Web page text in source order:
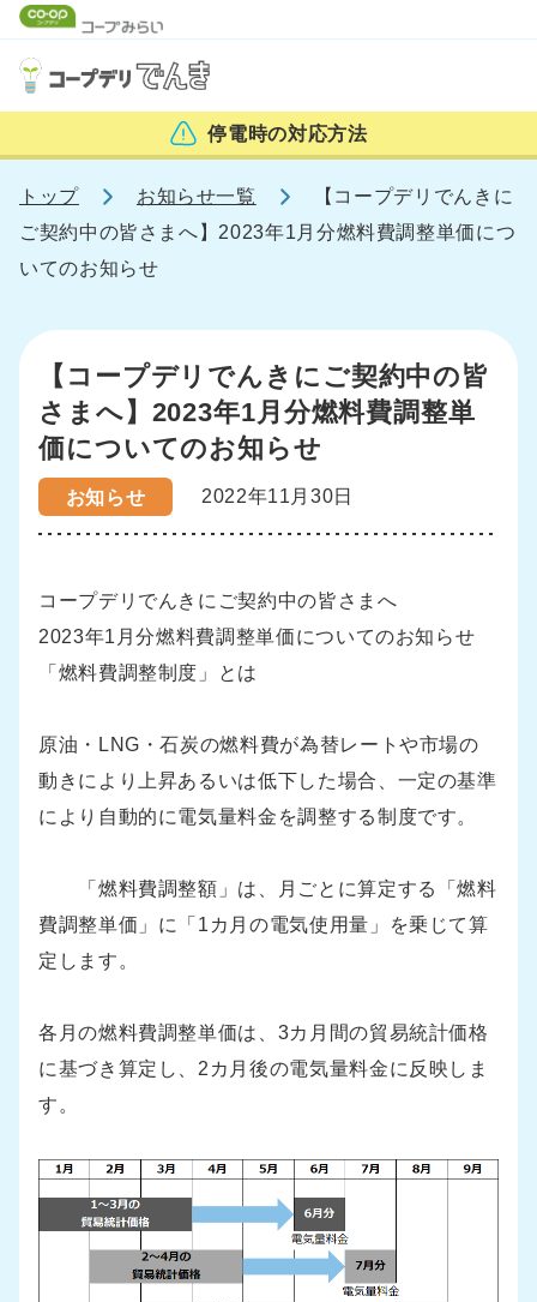
停電時の対応方法
トップ お知らせ一覧
【コープデリでんきに
ご契約中の皆さまへ】2023年1月分燃料費調整単価につ
いてのお知らせ
【コープデリでんきにご契約中の皆
さまへ】2023年1月分燃料費調整単
価についてのお知らせ
お知らせ 2022年11月30日
コープデリでんきにご契約中の皆さまへ
2023年1月分燃料費調整単価についてのお知らせ
「燃料費調整制度」とは
原油・LNG・石炭の燃料費が為替レートや市場の
動きにより上昇あるいは低下した場合、一定の基準
により自動的に電気量料金を調整する制度です。
「燃料費調整額」は、月ごとに算定する「燃料
費調整単価」に「1カ月の電気使用量」を乗じて算
定します。
各月の燃料費調整単価は、3カ月間の貿易統計価格
に基づき算定し、2カ月後の電気量料金に反映しま
す。